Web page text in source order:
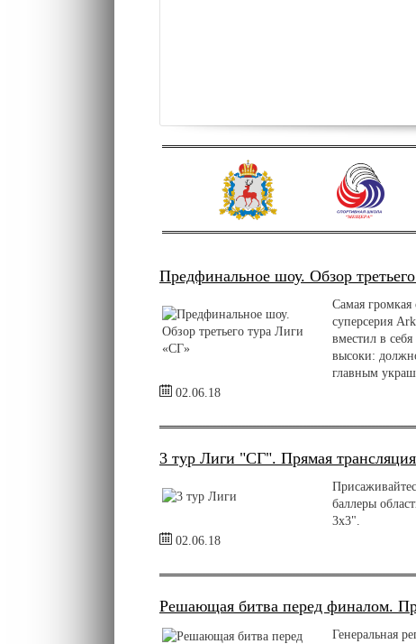
Предфинальное шоу. Обзор
Самая
суперсерия
вместил в
высоки:
главным
02.06.18
3 тур Лиги "СГ". Прямая трансляция
баллеры
3х3".
02.06.18
Решающая битва перед финалом.
Генеральная